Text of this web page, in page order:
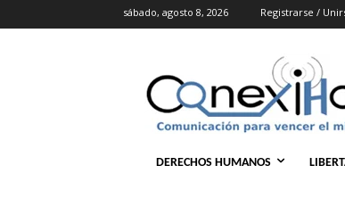
sábado, agosto 8, 2026 Registrarse /
DERECHOS HUMANOS